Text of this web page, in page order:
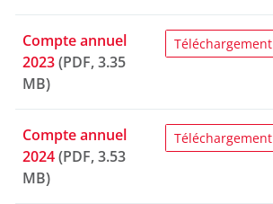
Compte annuel
2023(PDF, 3.35
MB)
Téléchargement
Compte annuel
2024(PDF, 3.53
MB)
Téléchargement